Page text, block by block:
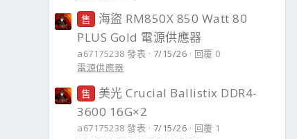
售
海盜 RM850X 850 Watt 80
PLUS Gold 電源供應器
a67175238 發表 7/15/26
回覆 0
電源供應器
售
美光 Crucial Ballistix DDR4-
3600 16G×2
a67175238 發表 7/15/26
回覆 1